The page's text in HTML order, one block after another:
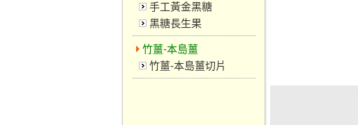
手工黃金黑糖
黑糖長生果
竹薑-本島薑
竹薑-本島薑切片